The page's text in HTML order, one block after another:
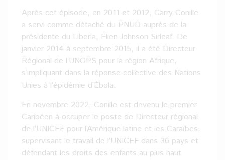
Après cet épisode, en 2011 et 2012, Garry Conille
a servi comme détaché du PNUD auprès de la
présidente du Liberia, Ellen Johnson Sirleaf. De
janvier 2014 à septembre 2015, il a été Directeur
Régional de l’UNOPS pour la région Afrique,
s’impliquant dans la réponse collective des Nations
Unies à l’épidémie d’Ébola.
En novembre 2022, Conille est devenu le premier
Caribéen à occuper le poste de Directeur régional
de l’UNICEF pour l’Amérique latine et les Caraïbes,
supervisant le travail de l’UNICEF dans 36 pays et
défendant les droits des enfants au plus haut